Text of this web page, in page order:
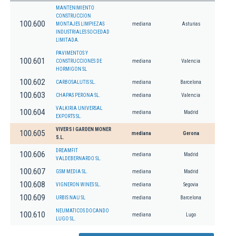
100.600
MANTENIMIENTO
CONSTRUCCION
MONTAJES LIMPIEZAS
INDUSTRIALES SOCIEDAD
LIMITADA.
mediana Asturias
100.601
PAVIMENTOS Y
CONSTRUCCIONES DE
HORMIGON SL
mediana Valencia
100.602 CARBOSALUTIS SL. mediana Barcelona
100.603 CHAPAS PERONA SL. mediana Valencia
100.604
VALKIRIA UNIVERSAL
EXPORTS SL.
mediana Madrid
100.605
VIVERS I GARDEN MONER
S.L.
mediana Gerona
100.606
DREAMFIT
VALDEBERNARDO SL.
mediana Madrid
100.607 GSM MEDIA SL. mediana Madrid
100.608 VIGNERON WINES SL. mediana Segovia
100.609 URBIS NAU SL mediana Barcelona
100.610
NEUMATICOS DOCANDO
LUGO SL.
mediana Lugo